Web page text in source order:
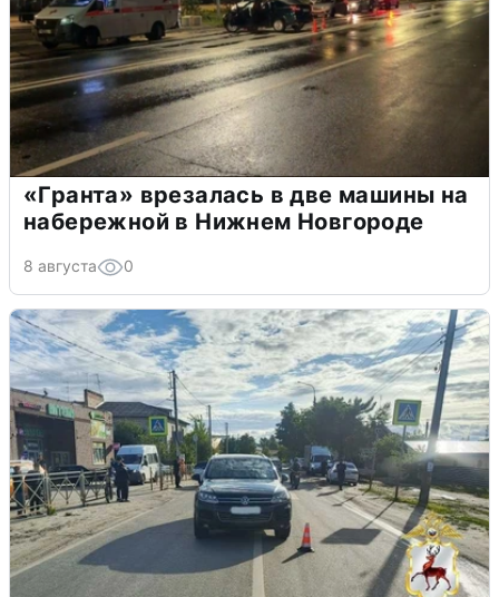
«Гранта» врезалась в две машины на
набережной в Нижнем Новгороде
8 августа 0